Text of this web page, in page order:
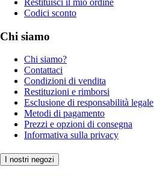
Codici sconto
Chi siamo
Chi siamo?
Contattaci
Condizioni di vendita
Restituzioni e rimborsi
Esclusione di responsabilità legale
Metodi di pagamento
Prezzi e opzioni di consegna
Informativa sulla privacy
I nostri negozi